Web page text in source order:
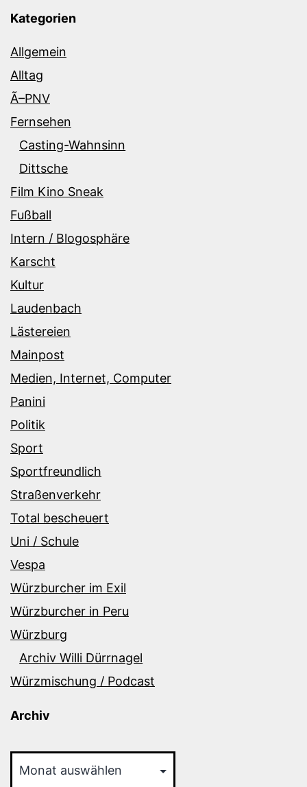
Kategorien
Allgemein
Alltag
Ã–PNV
Fernsehen
Casting-Wahnsinn
Dittsche
Film Kino Sneak
Fußball
Intern / Blogosphäre
Karscht
Kultur
Laudenbach
Lästereien
Mainpost
Medien, Internet, Computer
Panini
Politik
Sport
Sportfreundlich
Straßenverkehr
Total bescheuert
Uni / Schule
Vespa
Würzburcher im Exil
Würzburcher in Peru
Würzburg
Archiv Willi Dürrnagel
Würzmischung / Podcast
Archiv